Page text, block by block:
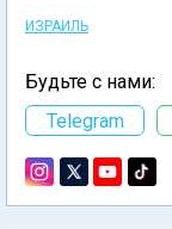
ИЗРАИЛЬ
Будьте с нами:
Telegram